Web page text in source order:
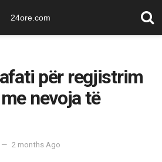
24ore.com
për regjistrim
nevoja të
2 months Ago